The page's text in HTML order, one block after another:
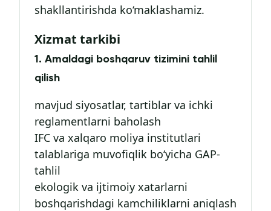
shakllantirishda ko‘maklashamiz.
Xizmat tarkibi
1. Amaldagi boshqaruv tizimini tahlil
qilish
mavjud siyosatlar, tartiblar va ichki
reglamentlarni baholash
IFC va xalqaro moliya institutlari
talablariga muvofiqlik bo‘yicha GAP-
tahlil
ekologik va ijtimoiy xatarlarni
boshqarishdagi kamchiliklarni aniqlash